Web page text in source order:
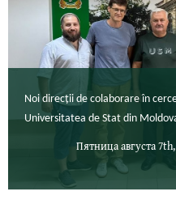
Noi direcții de colaborare în
Universitatea de Stat din
Пятница августа 7th,